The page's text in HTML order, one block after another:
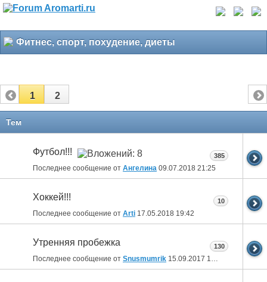
Фитнес, спорт, похудение, диеты
1 2
Тем
Футбол!!!
Последнее сообщение от Ангелина 09.07.2018 21:25
385
Хоккей!!!
Последнее сообщение от Arti 17.05.2018 19:42
10
Утренняя пробежка
Последнее сообщение от Snusmumrik 15.09.2017 10:17
130